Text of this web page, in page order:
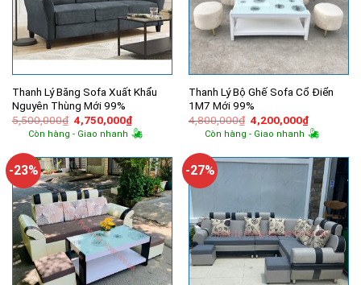
Thanh Lý Băng Sofa Xuất Khẩu
Nguyên Thùng Mới 99%
5,500,000₫ Giá
gốc
là:
4,750,000₫Giá
hiện
tại
4,750,000₫.
Còn hàng - Giao nhanh
Thanh Lý Bộ Ghế Sofa Cổ Điển
1M7 Mới 99%
4,800,000₫ Giá
gốc
là:
4,200,000₫Giá
hiện
tại
Còn hàng - Giao nhanh
-23% -27%